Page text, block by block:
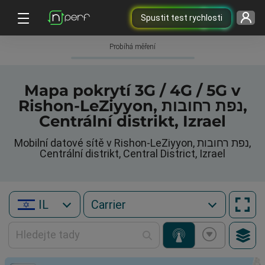
Spustit test rychlosti
Probíhá měření
Mapa pokrytí 3G / 4G / 5G v
Rishon-LeZiyyon, נפת רחובות,
Centrální distrikt, Izrael
Mobilní datové sítě v Rishon-LeZiyyon, נפת רחובות,
Centrální distrikt, Central District, Izrael
IL